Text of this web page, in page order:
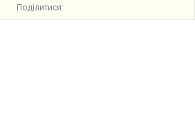
Поділитися: